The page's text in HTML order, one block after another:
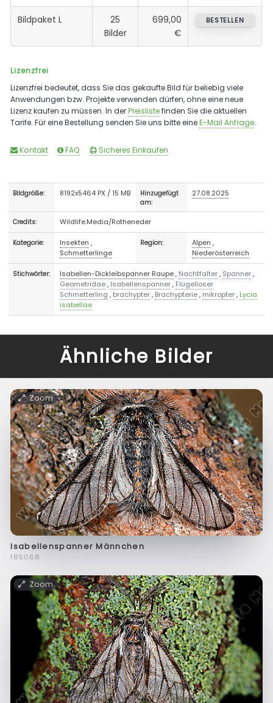
Bildpaket L
25
Bilder
699,00
€
BESTELLEN
Lizenzfrei
Lizenzfrei bedeutet, dass Sie das gekaufte Bild für beliebig viele
Anwendungen bzw. Projekte verwenden dürfen, ohne eine neue
Lizenz kaufen zu müssen. In derPreislistefinden Sie die aktuellen
Tarife. Für eine Bestellung senden Sie uns bitte eineE-Mail Anfrage.
Kontakt FAQ Sicheres Einkaufen
Bildgröße: 8192x5464 PX / 15 MB
Hinzugefügt
am:
27.08.2025
Credits: Wildlife.Media/Rotheneder
Kategorie: Insekten ,
Schmetterlinge
Region: Alpen ,
Niederösterreich
Stichwörter: Isabellen-Dickleibspanner Raupe, Nachtfalter, Spanner,
Geometridae, Isabellenspanner, Flügelloser
Schmetterling , brachypter, Brachypterie, mikropter, Lycia
isabellae
Ähnliche Bilder
Zoom
Isabellenspanner Männchen
f85068
Zoom